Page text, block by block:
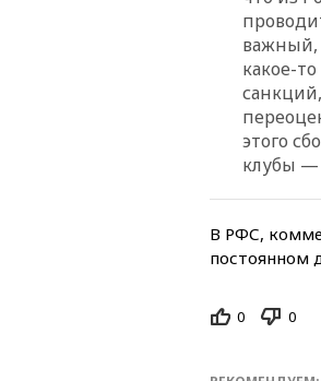
важный,
какое-
этого
клубы —
В РФС,
постоянном
0 0